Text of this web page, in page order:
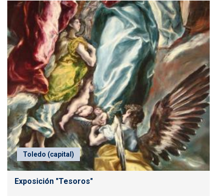
Toledo (capital)
Exposición "Tesoros"